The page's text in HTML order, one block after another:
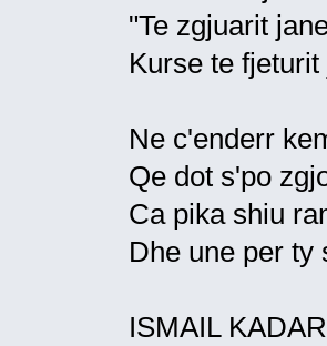
"Te zgjuarit
Kurse te
Ne c'enderr
Qe dot s'po
Ca pika shiu
Dhe une per ty
ISMAIL